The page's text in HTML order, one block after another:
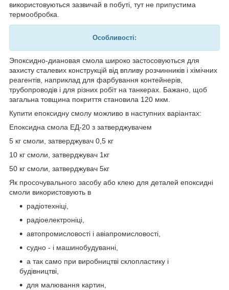
використовуються зазвичай в побуті, тут не припустима
термообробка.
Особливості:
Эпоксидно-диановая смола широко застосовуються для
захисту сталевих конструкцій від впливу розчинників і хімічних
реагентів, наприклад для фарбування контейнерів,
трубопроводів і для різних робіт на танкерах. Бажано, щоб
загальна товщина покриття становила 120 мкм.
Купити епоксидну смолу можливо в наступних варіантах:
Епоксидна смола ЕД-20 з затверджувачем
5 кг смоли, затверджувач 0,5 кг
10 кг смоли, затверджувач 1кг
50 кг смоли, затверджувач 5кг
Як просочувального засобу або клею для деталей епоксидні
смоли використовують в
радіотехніці,
радіоелектроніці,
автопромисловості і авіапромисловості,
судно - і машинобудуванні,
а так само при виробництві склопластику і
будівництві,
для малювання картин,